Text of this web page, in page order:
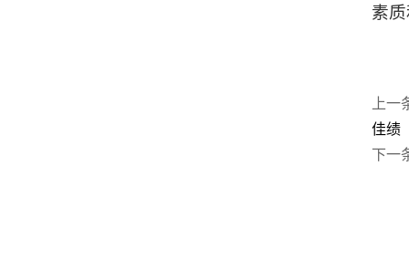
素
上一
佳绩
下一